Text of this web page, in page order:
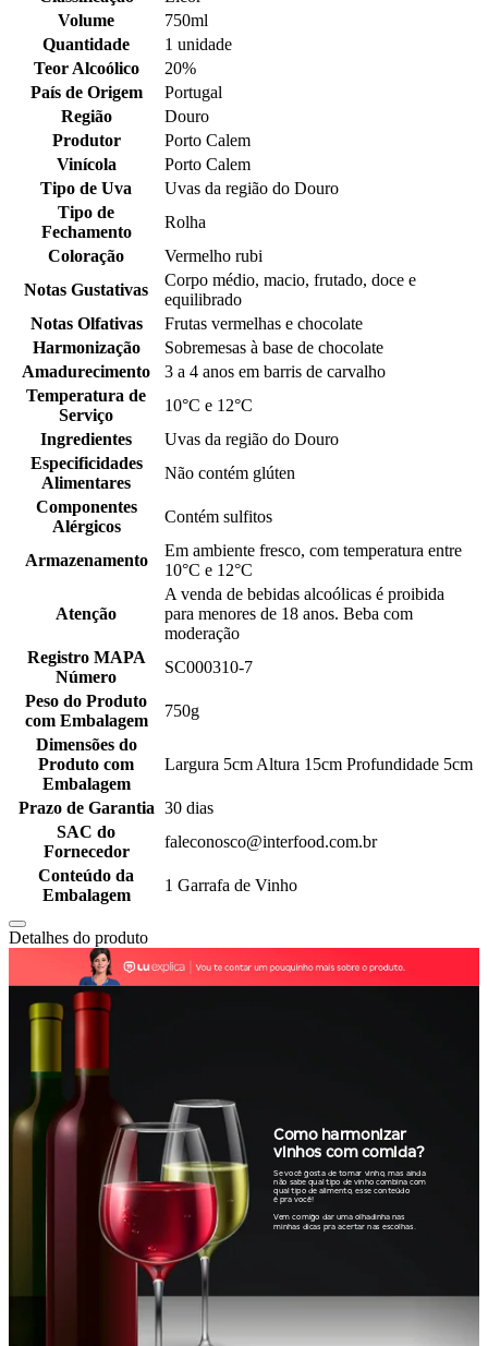
Volume
750ml
Quantidade
1 unidade
Teor Alcoólico
20%
País de Origem
Portugal
Região
Douro
Produtor
Porto Calem
Vinícola
Porto Calem
Tipo de Uva
Uvas da região do Douro
Tipo de
Fechamento
Rolha
Coloração
Vermelho rubi
Notas Gustativas
Corpo médio, macio, frutado, doce e
equilibrado
Notas Olfativas
Frutas vermelhas e chocolate
Harmonização
Sobremesas à base de chocolate
Amadurecimento
3 a 4 anos em barris de carvalho
Temperatura de
Serviço
10°C e 12°C
Ingredientes
Uvas da região do Douro
Especificidades
Alimentares
Não contém glúten
Componentes
Alérgicos
Contém sulfitos
Armazenamento
Em ambiente fresco, com temperatura entre
10°C e 12°C
Atenção
A venda de bebidas alcoólicas é proibida
para menores de 18 anos. Beba com
moderação
Registro MAPA
Número
SC000310-7
Peso do Produto
com Embalagem
750g
Dimensões do
Produto com
Embalagem
Largura 5cm Altura 15cm Profundidade 5cm
Prazo de Garantia 30 dias
SAC do
Fornecedor
faleconosco@interfood.com.br
Conteúdo da
Embalagem
1 Garrafa de Vinho
Detalhes do produto